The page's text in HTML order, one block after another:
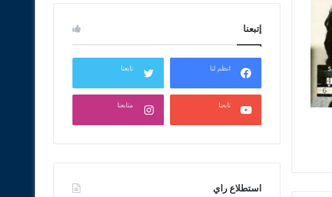
إتبعنا
انظم لنا تابعنا
تابعنا متابعنا
استطلاع راي